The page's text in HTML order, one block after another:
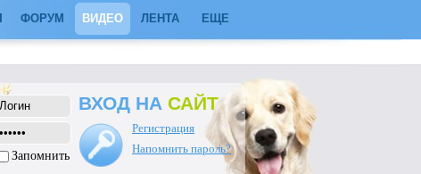
ФОРУМ ВИДЕО ЛЕНТА ЕЩЕ
Запомнить
ВХОД НА САЙТ
Регистрация
Напомнить пароль?